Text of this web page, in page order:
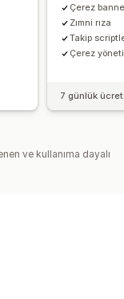
Çerez
Zımni rıza
Takip
Çerez
7 günlük
ve kullanıma dayalı